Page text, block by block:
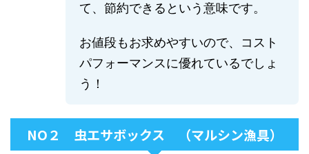
て、節約できるという意味です。
お値段もお求めやすいので、コスト
パフォーマンスに優れているでしょ
う！
NO２ 虫エサボックス （マルシン漁具）